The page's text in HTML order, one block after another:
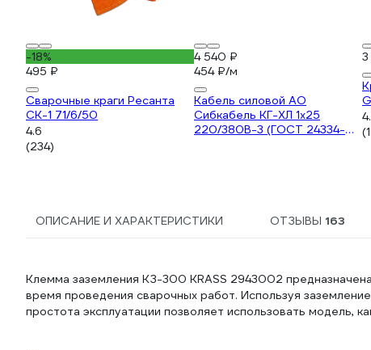
-18%
495 ₽
Сварочные краги Ресанта
СК-1 71/6/50
4.6
(234)
4 540 ₽
454 ₽/м
Кабель силовой АО
Сибкабель КГ-ХЛ 1х25
220/380В-3 (ГОСТ 24334-
ОПИСАНИЕ И ХАРАКТЕРИСТИКИ ОТЗЫВЫ 163
Клемма заземления КЗ-300 KRASS 2943002
время проведения сварочных работ. Используя
простота эксплуатации позволяет использовать модель,